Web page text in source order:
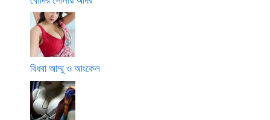
বিধবা আম্মু ও আংকেল